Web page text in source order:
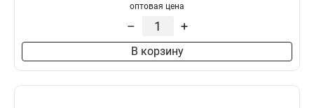
оптовая цена
– +
В корзину